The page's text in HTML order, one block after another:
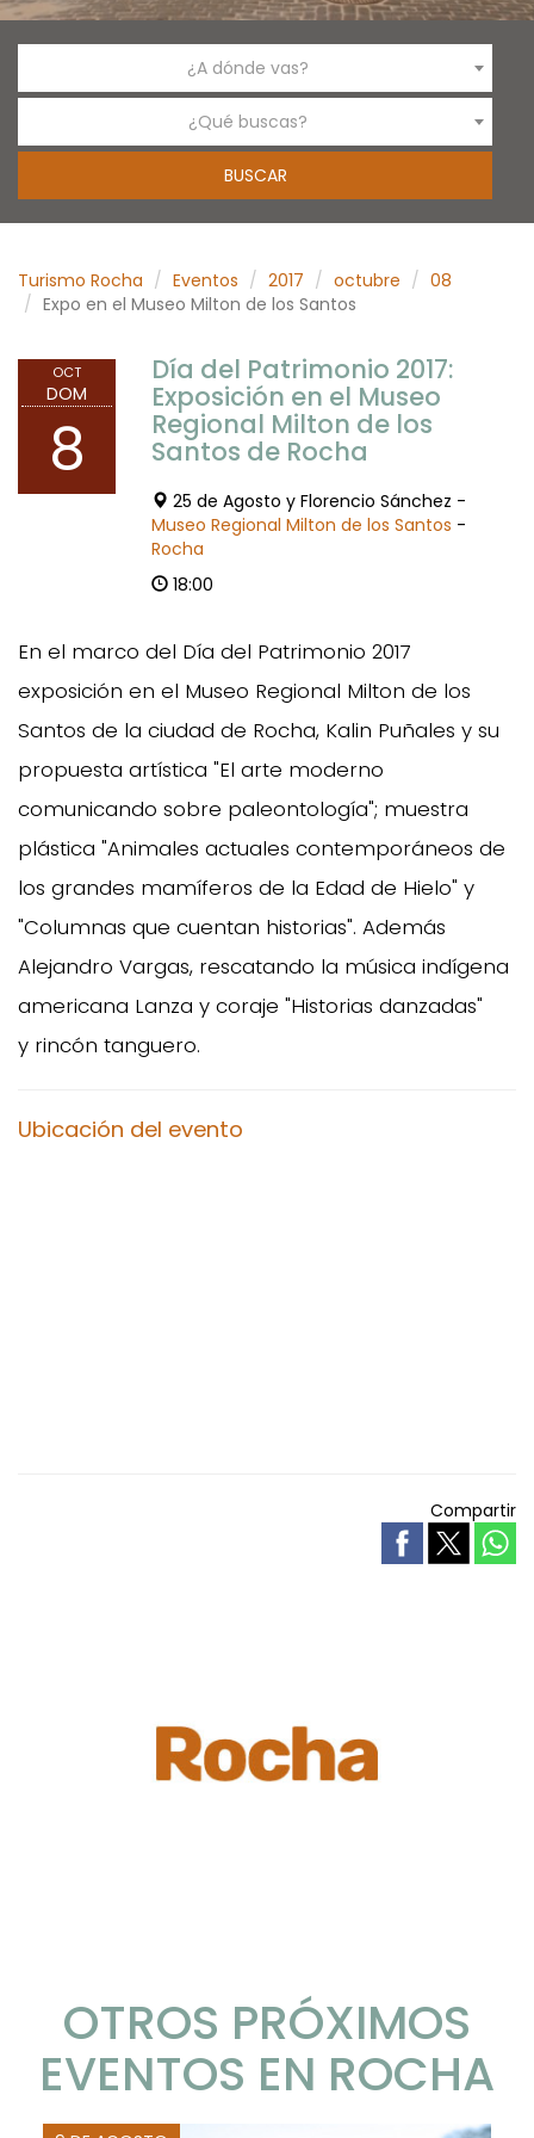
¿A dónde vas?
¿Qué buscas?
Turismo Rocha Eventos 2017 octubre
08
Expo en el Museo Milton de los Santos
OCT
DOM
8
Día del Patrimonio 2017:
Exposición en el Museo
Regional Milton de los
Santos de Rocha
25 de Agosto y Florencio Sánchez -
Museo Regional Milton de los Santos -
Rocha
18:00
En el marco del Día del Patrimonio 2017
exposición en el Museo Regional Milton de los
Santos de la ciudad de Rocha, Kalin Puñales y su
propuesta artística "El arte moderno
comunicando sobre paleontología"; muestra
plástica "Animales actuales contemporáneos de
los grandes mamíferos de la Edad de Hielo" y
"Columnas que cuentan historias". Además
Alejandro Vargas, rescatando la música indígena
americana Lanza y coraje "Historias danzadas"
y rincón tanguero.
Ubicación del evento
Compartir
OTROS PRÓXIMOS
EVENTOS EN ROCHA